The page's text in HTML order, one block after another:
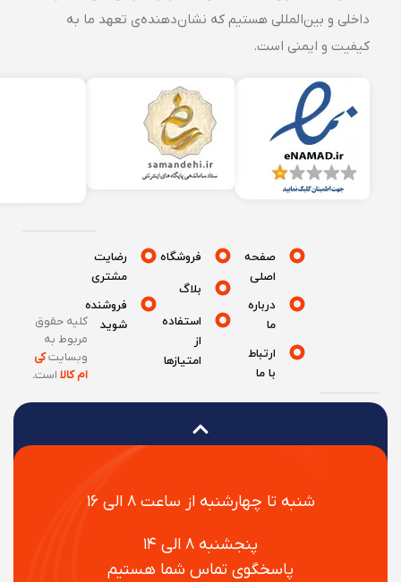
داخلی و بین‌المللی هستیم که نشان‌دهنده‌ی تعهد ما به
کیفیت و ایمنی است.
شنبه تا چهارشنبه از ساعت ۸ الی ۱۶
پنجشنبه ۸ الی ۱۴
پاسخگوی تماس شما هستیم
صفحه
درباره
ارتباط
فروشگاه
بلاگ
استفاده
امتیازها
رضایت
مشتری
فروشنده
شوید
کلیه حقوق
مربوط به
وبسایتکی
ام کالااست.